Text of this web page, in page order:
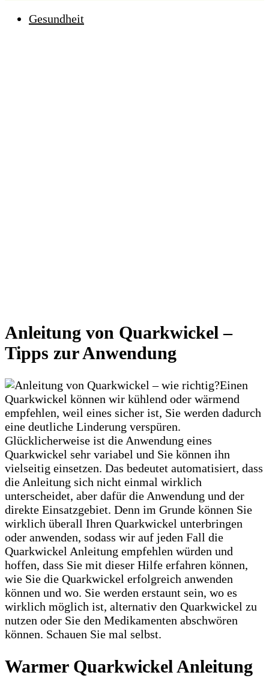
Gesundheit
Anleitung von Quarkwickel –
Tipps zur Anwendung
Einen
Quarkwickel können wir kühlend oder wärmend
empfehlen, weil eines sicher ist, Sie werden dadurch
eine deutliche Linderung verspüren.
Glücklicherweise ist die Anwendung eines
Quarkwickel sehr variabel und Sie können ihn
vielseitig einsetzen. Das bedeutet automatisiert, dass
die Anleitung sich nicht einmal wirklich
unterscheidet, aber dafür die Anwendung und der
direkte Einsatzgebiet. Denn im Grunde können Sie
wirklich überall Ihren Quarkwickel unterbringen
oder anwenden, sodass wir auf jeden Fall die
Quarkwickel Anleitung empfehlen würden und
hoffen, dass Sie mit dieser Hilfe erfahren können,
wie Sie die Quarkwickel erfolgreich anwenden
können und wo. Sie werden erstaunt sein, wo es
wirklich möglich ist, alternativ den Quarkwickel zu
nutzen oder Sie den Medikamenten abschwören
können. Schauen Sie mal selbst.
Warmer Quarkwickel Anleitung